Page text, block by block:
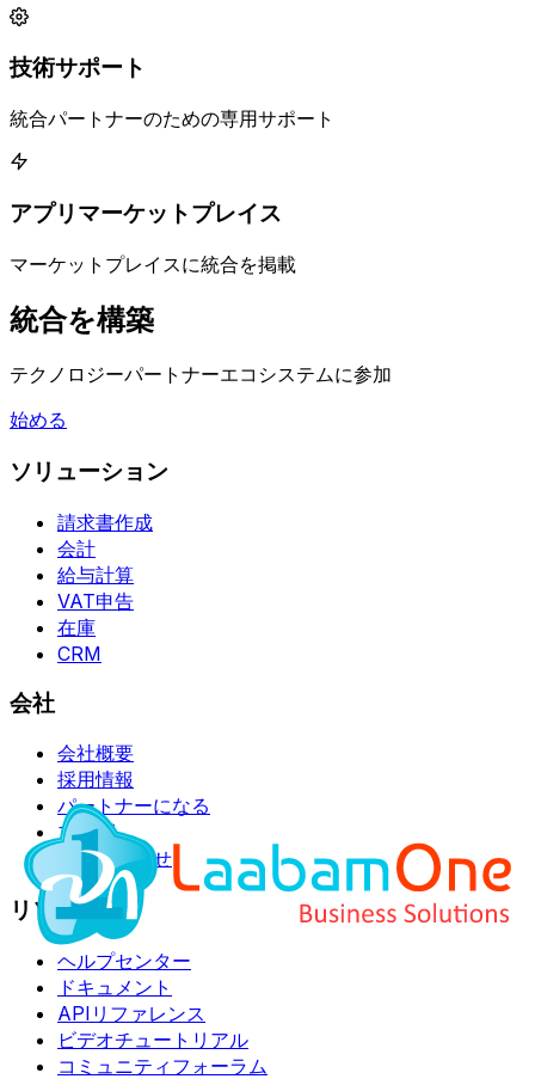
技術サポート
統合パートナーのための専用サポート
アプリマーケットプレイス
マーケットプレイスに統合を掲載
統合を構築
テクノロジーパートナーエコシステムに参加
始める
ソリューション
請求書作成
会計
給与計算
VAT申告
在庫
CRM
会社
会社概要
採用情報
パートナーになる
ブログ
お問い合わせ
リソース
ヘルプセンター
ドキュメント
APIリファレンス
ビデオチュートリアル
コミュニティフォーラム